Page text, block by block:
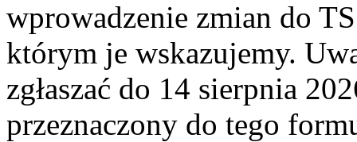
wprowadzenie zmian do
którym je wskazujemy.
zgłaszać do 14 sierpnia
przeznaczony do tego